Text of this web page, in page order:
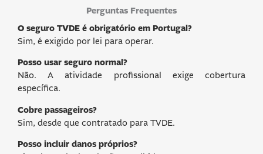
Perguntas Frequentes
O seguro TVDE é obrigatório em Portugal?
Sim, é exigido por lei para operar.
Posso usar seguro normal?
Não. A atividade profissional exige cobertura
específica.
Cobre passageiros?
Sim, desde que contratado para TVDE.
Posso incluir danos próprios?